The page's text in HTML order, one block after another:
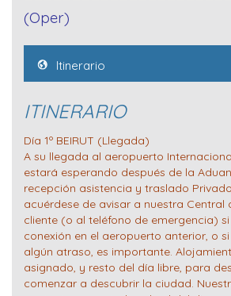
(Oper)
Itinerario
ITINERARIO
Día 1º BEIRUT (Llegada)
A su llegada al aeropuerto
estará esperando después de la
recepción asistencia y traslado
acuérdese de avisar a nuestra Central
cliente (o al teléfono de emergencia)
conexión en el aeropuerto anterior, o
algún atraso, es importante.
asignado, y resto del día libre, para
comenzar a descubrir la ciudad.